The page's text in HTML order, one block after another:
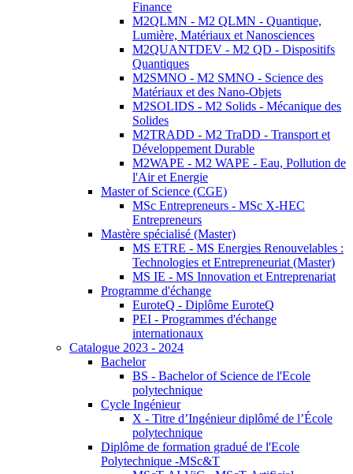
Finance
M2QLMN - M2 QLMN - Quantique,
Lumière, Matériaux et Nanosciences
M2QUANTDEV - M2 QD - Dispositifs
Quantiques
M2SMNO - M2 SMNO - Science des
Matériaux et des Nano-Objets
M2SOLIDS - M2 Solids - Mécanique des
Solides
M2TRADD - M2 TraDD - Transport et
Développement Durable
M2WAPE - M2 WAPE - Eau, Pollution de
l'Air et Energie
Master of Science (CGE)
MSc Entrepreneurs - MSc X-HEC
Entrepreneurs
Mastère spécialisé (Master)
MS ETRE - MS Energies Renouvelables :
Technologies et Entrepreneuriat (Master)
MS IE - MS Innovation et Entreprenariat
Programme d'échange
EuroteQ - Diplôme EuroteQ
PEI - Programmes d'échange
internationaux
Catalogue 2023 - 2024
Bachelor
BS - Bachelor of Science de l'Ecole
polytechnique
Cycle Ingénieur
X - Titre d’Ingénieur diplômé de l’École
polytechnique
Diplôme de formation gradué de l'Ecole
Polytechnique -MSc&T